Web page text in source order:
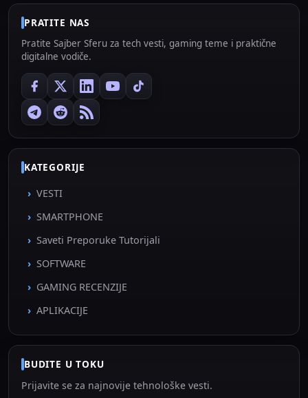
PRATITE NAS
Pratite Sajber Sferu za tech vesti, gaming teme i praktične
digitalne vodiče.
KATEGORIJE
VESTI
SMARTPHONE
Saveti Preporuke Tutorijali
SOFTWARE
GAMING RECENZIJE
APLIKACIJE
BUDITE U TOKU
Prijavite se za najnovije tehnološke vesti.